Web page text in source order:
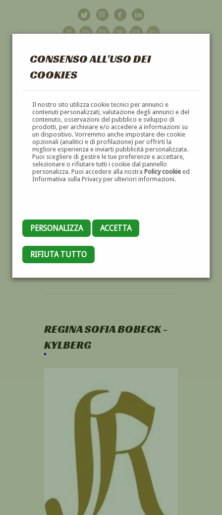
CONSENSO ALL'USO DEI
COOKIES
Il nostro sito utilizza cookie tecnici per annunci e
contenuti personalizzati, valutazione degli annunci e del
contenuto, osservazioni del pubblico e sviluppo di
prodotti, per archiviare e/o accedere a informazioni su
un dispositivo. Vorremmo anche impostare dei cookie
opzionali (analitici e di profilazione) per offrirti la
migliore esperienza e inviarti pubblicità personalizzata.
Puoi scegliere di gestire le tue preferenze e accettare,
selezionare o rifiutare tutti i cookie dal pannello
personalizza. Puoi accedere alla nostra Policy cookieed
Informativa sulla Privacy per ulteriori informazioni.
PERSONALIZZA ACCETTA
RIFIUTA TUTTO
GALLERIAD'ARTE
DIPINTI E SCULTURE '800 E '900
REGINA SOFIA BOBECK -
KYLBERG